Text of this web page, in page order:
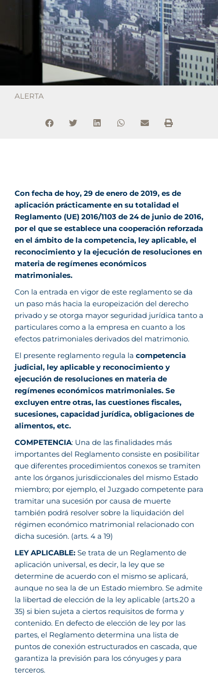
ALERTA
Con fecha de hoy, 29 de enero de 2019, es de
aplicación prácticamente en su totalidad el
Reglamento (UE) 2016/1103 de 24 de junio de 2016,
por el que se establece una cooperación reforzada
en el ámbito de la competencia, ley aplicable, el
reconocimiento y la ejecución de resoluciones en
materia de regímenes económicos
matrimoniales.
Con la entrada en vigor de este reglamento se da
un paso más hacia la europeización del derecho
privado y se otorga mayor seguridad jurídica tanto a
particulares como a la empresa en cuanto a los
efectos patrimoniales derivados del matrimonio.
El presente reglamento regula la competencia
judicial, ley aplicable y reconocimiento y
ejecución de resoluciones en materia de
regímenes económicos matrimoniales. Se
excluyen entre otras, las cuestiones fiscales,
sucesiones, capacidad jurídica, obligaciones de
alimentos, etc.
COMPETENCIA: Una de las finalidades más
importantes del Reglamento consiste en posibilitar
que diferentes procedimientos conexos se tramiten
ante los órganos jurisdiccionales del mismo Estado
miembro; por ejemplo, el Juzgado competente para
tramitar una sucesión por causa de muerte
también podrá resolver sobre la liquidación del
régimen económico matrimonial relacionado con
dicha sucesión. (arts. 4 a 19)
LEY APLICABLE: Se trata de un Reglamento de
aplicación universal, es decir, la ley que se
determine de acuerdo con el mismo se aplicará,
aunque no sea la de un Estado miembro. Se admite
la libertad de elección de la ley aplicable (arts.20 a
35) si bien sujeta a ciertos requisitos de forma y
contenido. En defecto de elección de ley por las
partes, el Reglamento determina una lista de
puntos de conexión estructurados en cascada, que
garantiza la previsión para los cónyuges y para
terceros.